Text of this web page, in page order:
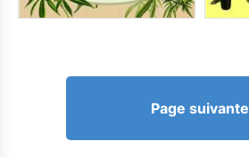
Page suivante